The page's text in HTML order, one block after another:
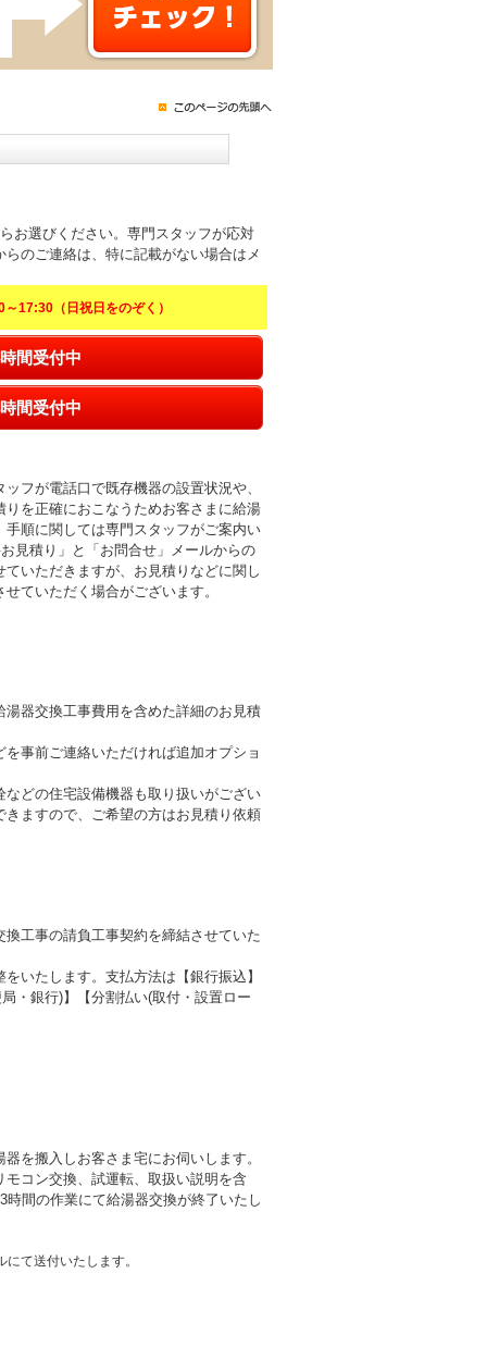
お選びください。専門スタッフが応対
のご連絡は、特に記載がない場合はメ
（日祝日をのぞく）
間受付中
受付中
フが電話口で既存機器の設置状況や、
を正確におこなうためお客さまに給湯
順に関しては専門スタッフがご案内い
見積り」と「お問合せ」メールからの
いただきますが、お見積りなどに関し
ていただく場合がございます。
器交換工事費用を含めた詳細のお見積
事前ご連絡いただければ追加オプショ
どの住宅設備機器も取り扱いがござい
ますので、ご希望の方はお見積り依頼
工事の請負工事契約を締結させていた
いたします。支払方法は【銀行振込】
・銀行)】【分割払い(取付・設置ロー
を搬入しお客さま宅にお伺いします。
コン交換、試運転、取扱い説明を含
間の作業にて給湯器交換が終了いたし
て送付いたします。